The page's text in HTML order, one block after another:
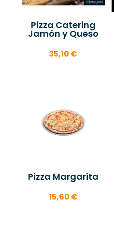
Pizza Catering
Jamón y Queso
35,10 €
Pizza Margarita
15,60 €